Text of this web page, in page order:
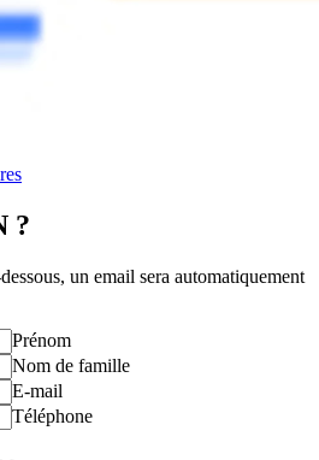
?
un email sera automatiquement
Prénom
Nom de famille
E-mail
Téléphone